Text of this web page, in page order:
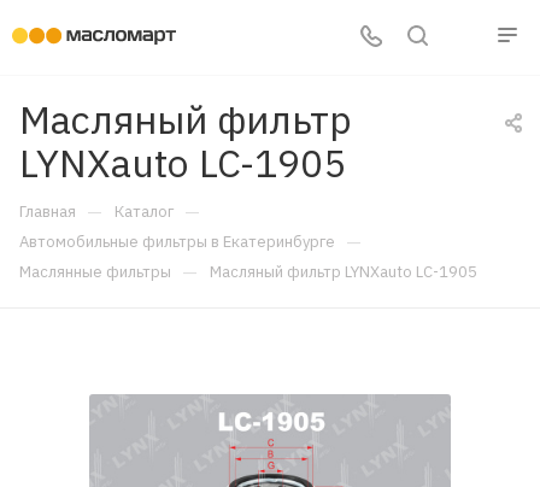
Масляный фильтр
LYNXauto LC-1905
Главная — Каталог —
Автомобильные фильтры в Екатеринбурге —
Маслянные фильтры — Масляный фильтр LYNXauto LC-1905